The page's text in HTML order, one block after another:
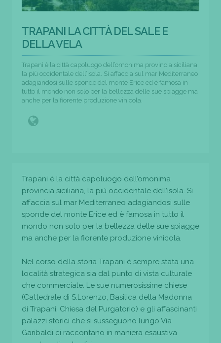
TRAPANI LA CITTÀ DEL SALE E
DELLA VELA
Trapani è la città capoluogo dell’omonima provincia siciliana,
la più occidentale dell’isola. Si affaccia sul mar Mediterraneo
adagiandosi sulle sponde del monte Erice ed è famosa in
tutto il mondo non solo per la bellezza delle sue spiagge ma
anche per la fiorente produzione vinicola.
Trapani è la città capoluogo dell’omonima
provincia siciliana, la più occidentale dell’isola. Si
affaccia sul mar Mediterraneo adagiandosi sulle
sponde del monte Erice ed è famosa in tutto il
mondo non solo per la bellezza delle sue spiagge
ma anche per la fiorente produzione vinicola.
Nel corso della storia Trapani è sempre stata una
località strategica sia dal punto di vista culturale
che commerciale. Le sue numerosissime chiese
(Cattedrale di S.Lorenzo, Basilica della Madonna
di Trapani, Chiesa del Purgatorio) e gli affascinanti
palazzi storici che si susseguono lungo Via
Garibaldi ci raccontano in maniera esaustiva